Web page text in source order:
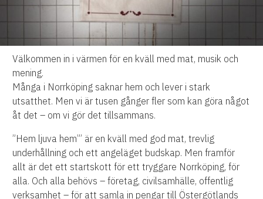
Välkommen in i värmen för en kväll med mat, musik och
mening.
Många i Norrköping saknar hem och lever i stark
utsatthet. Men vi är tusen gånger fler som kan göra något
åt det – om vi gör det tillsammans.
”Hem ljuva hem”’ är en kväll med god mat, trevlig
underhållning och ett angeläget budskap. Men framför
allt är det ett startskott för ett tryggare Norrköping, för
alla. Och alla behövs – företag, civilsamhälle, offentlig
verksamhet – för att samla in pengar till Östergötlands